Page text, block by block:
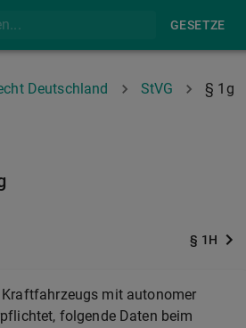
GESETZE
Deutschland StVG § 1g
§ 1H
Kraftfahrzeugs mit autonomer
folgende Daten beim